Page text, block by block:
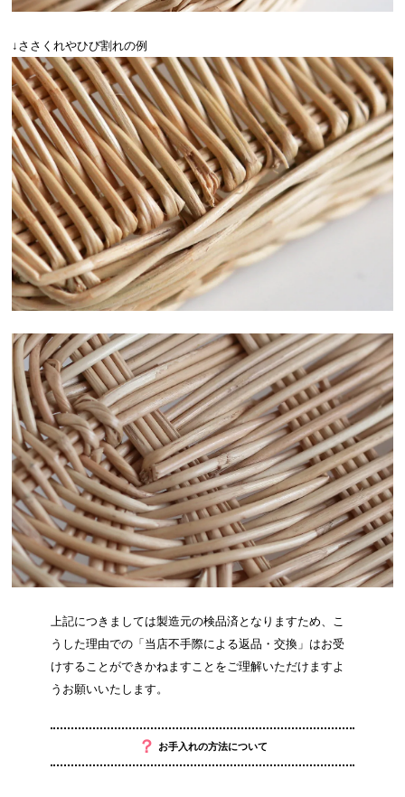
↓ささくれやひび割れの例
上記につきましては製造元の検品済となりますため、こ
うした理由での「当店不手際による返品・交換」はお受
けすることができかねますことをご理解いただけますよ
うお願いいたします。
？ お手入れの方法について